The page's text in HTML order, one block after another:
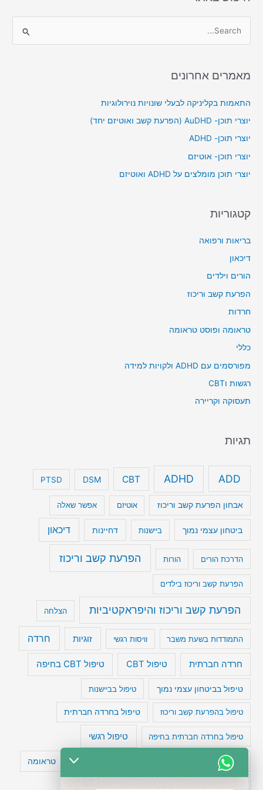
r
o
r
:
מאמרים אחרונים
התאמות בקליניקה לבעלי שונויות נוירולוגיות
יוצרי תוכן- AuDHD (הפרעת קשב ואוטיזם יחד)
יוצרי תוכן- ADHD
יוצרי תוכן- אוטיזם
יוצרי תוכן מומלצים על ADHD ואוטיזם
קטגוריות
בריאות ורפואה
דיכאון
הורים וילדים
הפרעת קשב וריכוז
חרדות
טראומה ופוסט טראומה
כללי
מפורסמים עם ADHD ולקויות למידה
רגשות וCBT
תעסוקה וקריירה
תגיות
ADD
ADHD
CBT
DSM
PTSD
אבחון הפרעת קשב וריכוז אוטיזם אפשר שאלה
ביטחון עצמי נמוך ביישנות דחיינות דיכאון
הדרכת הורים הורות הפרעת קשב וריכוז
הפרעת קשב וריכוז בילדים
הפרעת קשב וריכוז והיפראקטיביות הצלחה
התמודדות בשעת משבר וויסות רגשי זוגיות חרדה
חרדה חברתית טיפול CBT טיפול CBT בחיפה
טיפול בביטחון עצמי נמוך טיפול בביישנות
טיפול בהפרעת קשב וריכוז טיפול בחרדה חברתית
טיפול בחרדה חברתית בחיפה טיפול רגשי
טיפול תרופתי להפרעת קשב טעויות חשיבה טראומה